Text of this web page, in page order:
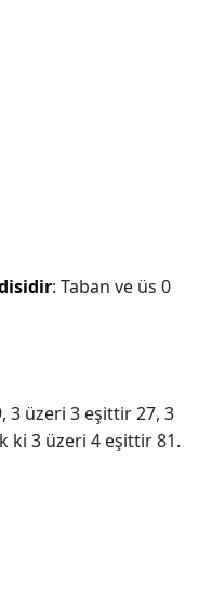
: Taban ve üs 0
3 üzeri 3 eşittir 27, 3
ki 3 üzeri 4 eşittir 81.